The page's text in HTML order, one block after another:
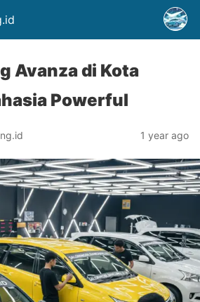
Avanza di Kota
Powerful
1 year ago